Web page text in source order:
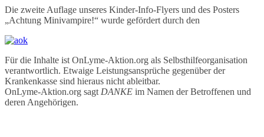
Die zweite Auflage unseres Kinder-Info-Flyers und des Posters
„Achtung Minivampire!“ wurde gefördert durch den
Für die Inhalte ist OnLyme-Aktion.org als Selbsthilfeorganisation
verantwortlich. Etwaige Leistungsansprüche gegenüber der
Krankenkasse sind hieraus nicht ableitbar.
OnLyme-Aktion.org sagtDANKE im Namen der Betroffenen und
deren Angehörigen.